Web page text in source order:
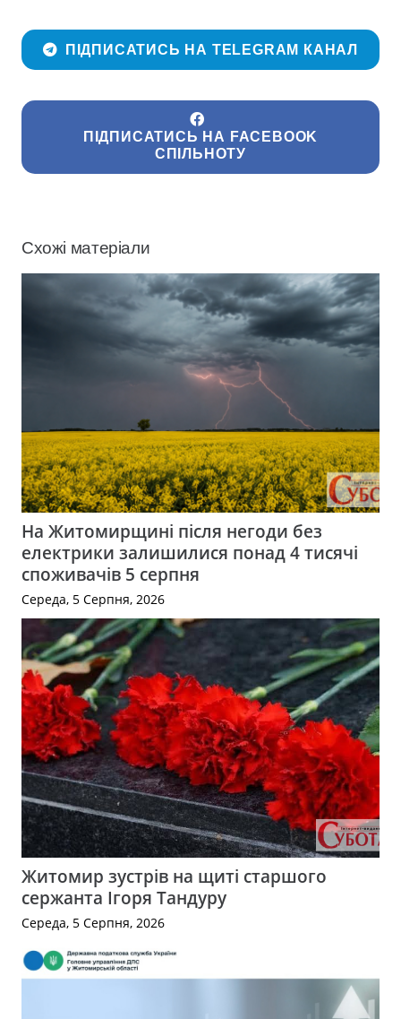
ПІДПИСАТИСЬ НА TELEGRAM КАНАЛ
ПІДПИСАТИСЬ НА FACEBOOK
СПІЛЬНОТУ
Схожі матеріали
На Житомирщині після негоди без
електрики залишилися понад 4 тисячі
споживачів 5 серпня
Середа, 5 Серпня, 2026
Житомир зустрів на щиті старшого
сержанта Ігоря Тандуру
Середа, 5 Серпня, 2026